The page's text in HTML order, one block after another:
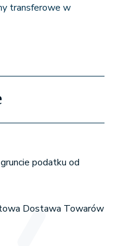
transferowe w
podatku od
Dostawa Towarów